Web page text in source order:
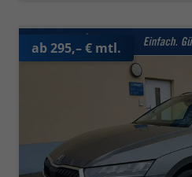
ab 295,– € mtl.